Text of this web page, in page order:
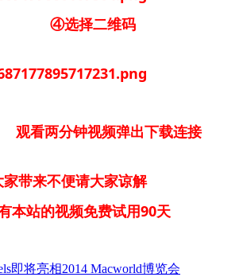
选择二维码
钟视频弹出下载连接
家带来不便请大家谅解
站的视频免费试用90天
即将亮相2014 Macworld博览会